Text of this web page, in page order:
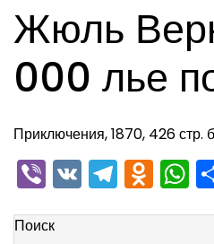
Жюль
000 лье
Приключения, 1870, 426 стр.
Viber
VK
Поиск